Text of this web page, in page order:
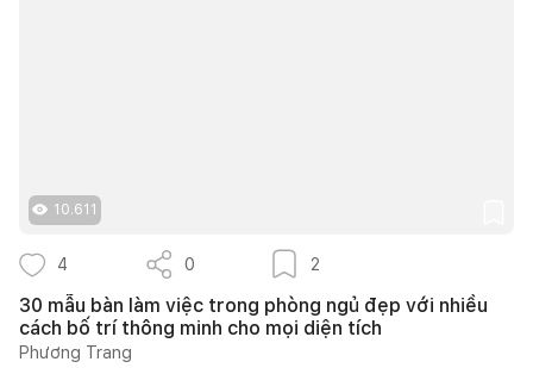
10.611
4 0 2
30 mẫu bàn làm việc trong phòng ngủ đẹp với nhiều
cách bố trí thông minh cho mọi diện tích
Phương Trang